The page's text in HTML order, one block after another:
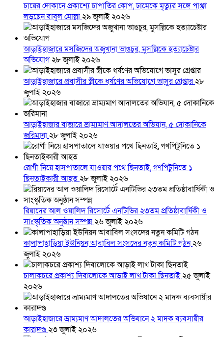
চায়ের দোকানে প্রকাশ্যে চাপাতির কোপ, ঢামেকে মৃত্যুর সঙ্গে পাঞ্জা
লড়ছেন বাবুল মোল্লা২৯ জুলাই ২০২৬
আড়াইহাজারে মস‌জি‌দের অজুখানা ভাঙচুর, মুসল্লিকে হত্যাচেষ্টার
অভিযোগ২৮ জুলাই ২০২৬
আড়াইহাজারে প্রবাসীর স্ত্রীকে ধর্ষণের অভিযোগে ভাসুর গ্রেপ্তার২৮
জুলাই ২০২৬
আড়াইহাজার বাজারে ভ্রাম্যমাণ আদালতের অভিযান, ৫ দোকানিকে
জরিমানা২৮ জুলাই ২০২৬
রোগী নিয়ে হাসপাতালে যাওয়ার পথে ছিনতাই, গণপিটুনিতে ১
ছিনতাইকারী আহত২৮ জুলাই ২০২৬
রিয়াদের আল ওয়ালিদ রিসোর্টে এনটিভির ২৩তম প্রতিষ্ঠাবার্ষিকী ও
সাংস্কৃতিক অনুষ্ঠান সম্পন্ন২৬ জুলাই ২০২৬
কালাপাহাড়িয়া ইউনিয়ন আবাবিল সংসদের নতুন কমিটি গঠন২৬
জুলাই ২০২৬
চালাকচরে প্রকাশ্য দিবালোকে আড়াই লাখ টাকা ছিনতাই২৫ জুলাই
২০২৬
আড়াইহাজারে ভ্রাম্যমাণ আদালতের অভিযানে ২ মাদক ব্যবসায়ীর
কারাদণ্ড২৩ জুলাই ২০২৬